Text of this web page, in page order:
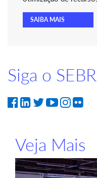
SAIBA MAIS
Siga o
Veja Mais